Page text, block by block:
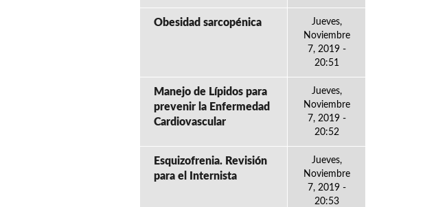
Obesidad sarcopénica
Jueves,
Noviembre
7, 2019 -
20:51
Manejo de Lípidos para
prevenir la Enfermedad
Cardiovascular
Jueves,
Noviembre
7, 2019 -
20:52
Esquizofrenia. Revisión
para el Internista
Jueves,
Noviembre
7, 2019 -
20:53